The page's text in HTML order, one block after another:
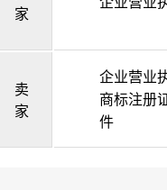
家
卖
家
企业营业
商标注册
件